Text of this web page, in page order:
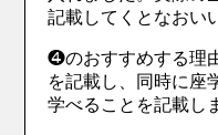
記載してくとなおい
❹のおすすめする理
を記載し、同時に座
学べることを記載し